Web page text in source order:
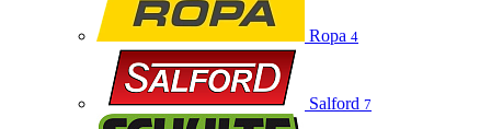
Ropa 4
Salford 7